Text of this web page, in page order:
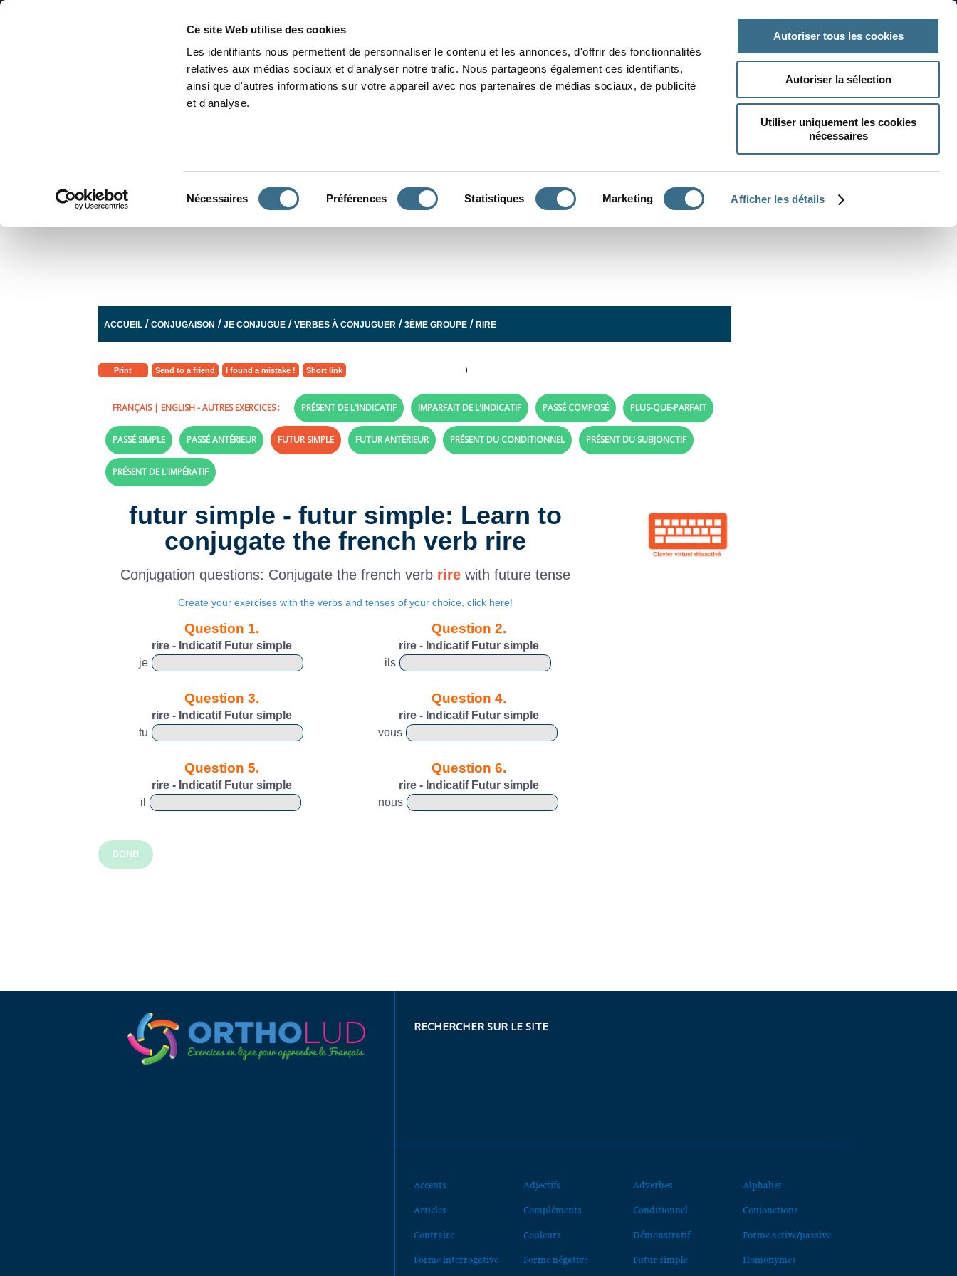
Ce site Web utilise des cookies
Les identifiants nous permettent de personnaliser le contenu et les annonces, d'offrir des fonctionnalités
relatives aux médias sociaux et d'analyser notre trafic. Nous partageons également ces identifiants,
ainsi que d'autres informations sur votre appareil avec nos partenaires de médias sociaux, de publicité
et d'analyse.
Nécessaires Préférences Statistiques Marketing Afficher les détails
Autoriser tous les cookies
Autoriser la sélection
Utiliser uniquement les cookies
nécessaires
ACCUEIL /CONJUGAISON /JE CONJUGUE /VERBES À CONJUGUER /3ÈME GROUPE /RIRE
Print Send to a friend I found a mistake ! Short link
FRANÇAIS| ENGLISH- AUTRES EXERCICES : PRÉSENT DE L'INDICATIF IMPARFAIT DE L'INDICATIF PASSÉ COMPOSÉ PLUS-QUE-PARFAIT
PASSÉ SIMPLE PASSÉ ANTÉRIEUR FUTUR SIMPLE FUTUR ANTÉRIEUR PRÉSENT DU CONDITIONNEL PRÉSENT DU SUBJONCTIF
PRÉSENT DE L'IMPÉRATIF
futur simple - futur simple: Learn to
conjugate the french verb rire
Conjugation questions: Conjugate the french verb rire with future tense
Create your exercises with the verbs and tenses of your choice, click here!
Question 1.
rire - Indicatif Futur simple
je
Question 2.
rire - Indicatif Futur simple
ils
Question 3.
rire - Indicatif Futur simple
tu
Question 4.
rire - Indicatif Futur simple
vous
Question 5.
rire - Indicatif Futur simple
il
Question 6.
rire - Indicatif Futur simple
nous
DONE!
RECHERCHER SUR LE SITE
Accents Adjectifs Adverbes Alphabet
Articles Compléments Conditionnel Conjonctions
Contraire Couleurs Démonstratif Forme active/passive
Forme interrogative Forme négative Futur simple Homonymes